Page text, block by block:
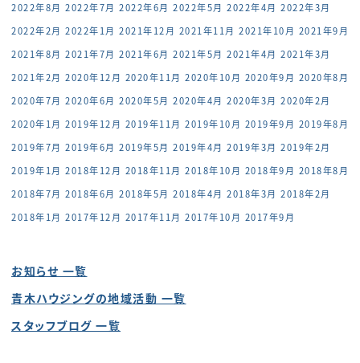
2022年8月 2022年7月 2022年6月 2022年5月 2022年4月 2022年3月
2022年2月 2022年1月 2021年12月 2021年11月 2021年10月 2021年9月
2021年8月 2021年7月 2021年6月 2021年5月 2021年4月 2021年3月
2021年2月 2020年12月 2020年11月 2020年10月 2020年9月 2020年8月
2020年7月 2020年6月 2020年5月 2020年4月 2020年3月 2020年2月
2020年1月 2019年12月 2019年11月 2019年10月 2019年9月 2019年8月
2019年7月 2019年6月 2019年5月 2019年4月 2019年3月 2019年2月
2019年1月 2018年12月 2018年11月 2018年10月 2018年9月 2018年8月
2018年7月 2018年6月 2018年5月 2018年4月 2018年3月 2018年2月
2018年1月 2017年12月 2017年11月 2017年10月 2017年9月
お知らせ 一覧
青木ハウジングの地域活動 一覧
スタッフブログ 一覧